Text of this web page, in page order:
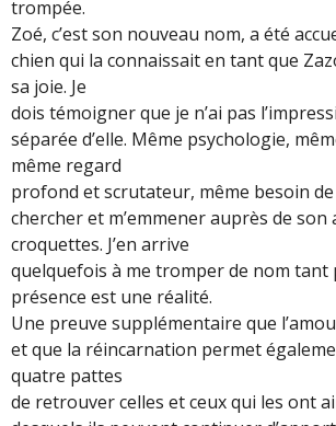
trompée.
Zoé, c’est son nouveau nom, a été
chien qui la connaissait en tant que
sa joie. Je
dois témoigner que je n’ai pas
séparée d’elle. Même psychologie,
même regard
profond et scrutateur, même besoin
chercher et m’emmener auprès de son
croquettes. J’en arrive
quelquefois à me tromper de nom tant
présence est une réalité.
Une preuve supplémentaire que
et que la réincarnation permet
quatre pattes
de retrouver celles et ceux qui les ont